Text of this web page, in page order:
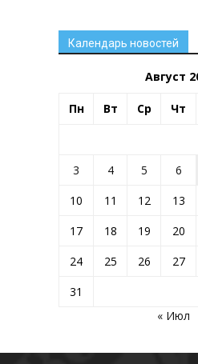
Календарь новостей
Август
Пн Вт Ср Чт
3
4 5 6
10
11 12 13
17
18 19 20
24
25 26 27
31
« Июл